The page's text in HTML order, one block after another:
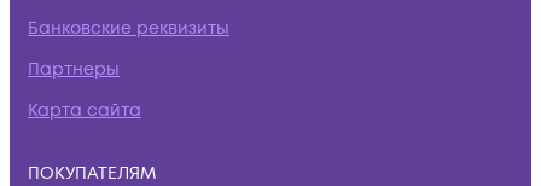
Банковские реквизиты
Партнеры
Карта сайта
ПОКУПАТЕЛЯМ